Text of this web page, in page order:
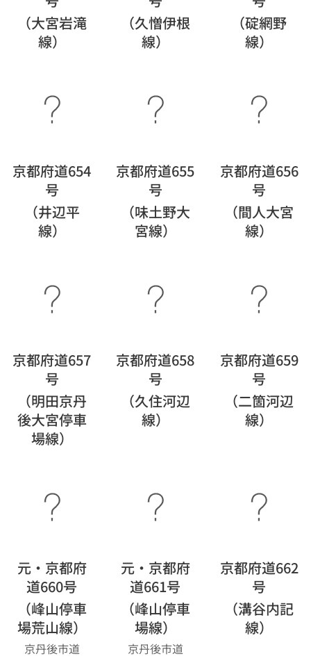
（大宮岩滝
線）
（久憎伊根
線）
（碇網野
線）
京都府道654
号
（井辺平
線）
京都府道655
号
（味土野大
宮線）
京都府道656
号
（間人大宮
線）
京都府道657
号
（明田京丹
後大宮停車
場線）
京都府道658
号
（久住河辺
線）
京都府道659
号
（二箇河辺
線）
元・京都府
道660号
（峰山停車
場荒山線）
京丹後市道
元・京都府
道661号
（峰山停車
場線）
京丹後市道
京都府道662
号
（溝谷内記
線）